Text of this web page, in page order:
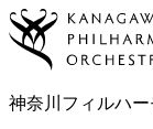
神奈川フィルハー